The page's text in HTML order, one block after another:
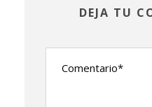
DEJA TU